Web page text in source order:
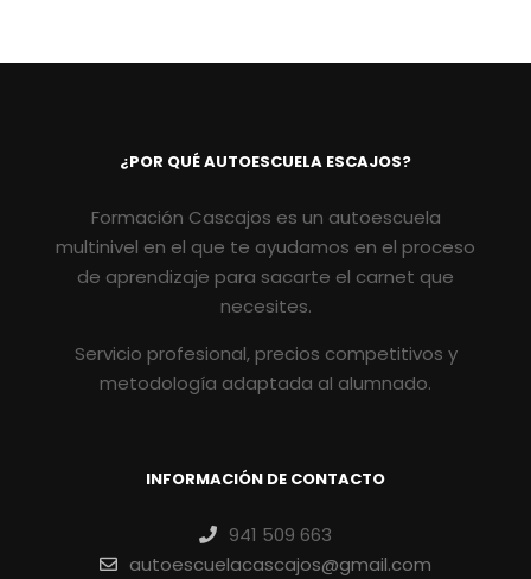
¿POR QUÉ AUTOESCUELA ESCAJOS?
Formación Cascajos es un autoescuela
multinivel en el que te ayudamos en el proceso
de aprendizaje para sacarte el carnet que
necesites.
Servicio profesional, precios competitivos y
metodología adaptada al alumnado.
INFORMACIÓN DE CONTACTO
941 509 663
autoescuelacascajos@gmail.com